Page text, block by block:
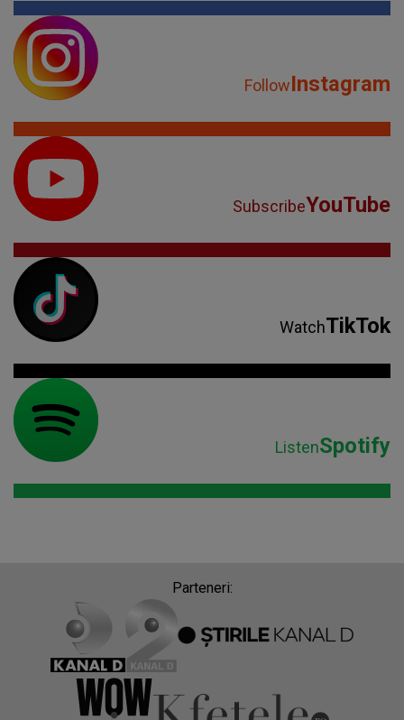
FollowInstagram
SubscribeYouTube
WatchTikTok
ListenSpotify
Parteneri: